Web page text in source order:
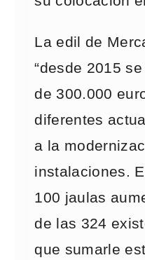
La edil de
“desde 2015
de 300.000
diferentes
a la
instalaciones.
100 jaulas
de las 324
que sumarle